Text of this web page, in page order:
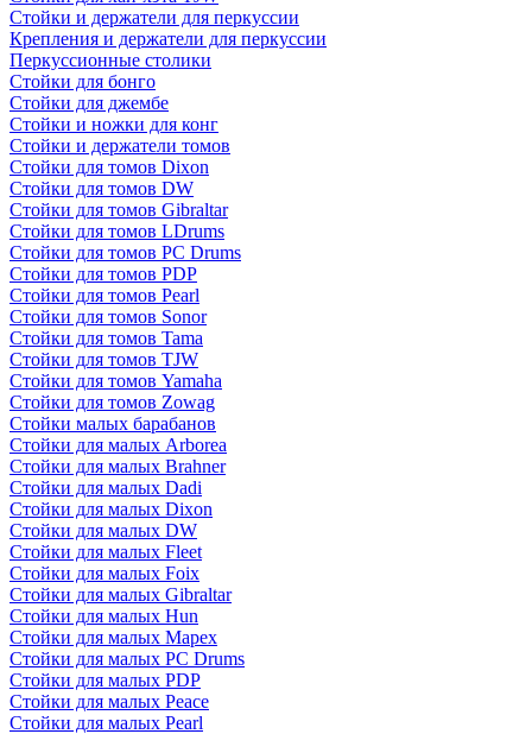
Стойки и держатели для перкуссии
Крепления и держатели для перкуссии
Перкуссионные столики
Стойки для бонго
Стойки для джембе
Стойки и ножки для конг
Стойки и держатели томов
Стойки для томов Dixon
Стойки для томов DW
Стойки для томов Gibraltar
Стойки для томов LDrums
Стойки для томов PC Drums
Стойки для томов PDP
Стойки для томов Pearl
Стойки для томов Sonor
Стойки для томов Tama
Стойки для томов TJW
Стойки для томов Yamaha
Стойки для томов Zowag
Стойки малых барабанов
Стойки для малых Arborea
Стойки для малых Brahner
Стойки для малых Dadi
Стойки для малых Dixon
Стойки для малых DW
Стойки для малых Fleet
Стойки для малых Foix
Стойки для малых Gibraltar
Стойки для малых Hun
Стойки для малых Mapex
Стойки для малых PC Drums
Стойки для малых PDP
Стойки для малых Peace
Стойки для малых Pearl